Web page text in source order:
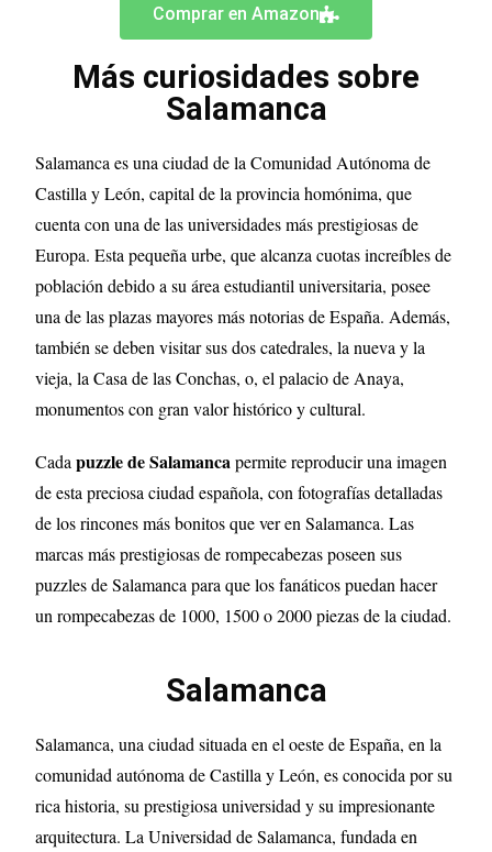
Comprar en Amazon
Más curiosidades sobre
Salamanca
Salamanca es una ciudad de la Comunidad Autónoma de
Castilla y León, capital de la provincia homónima, que
cuenta con una de las universidades más prestigiosas de
Europa. Esta pequeña urbe, que alcanza cuotas increíbles de
población debido a su área estudiantil universitaria, posee
una de las plazas mayores más notorias de España. Además,
también se deben visitar sus dos catedrales, la nueva y la
vieja, la Casa de las Conchas, o, el palacio de Anaya,
monumentos con gran valor histórico y cultural.
Cadapuzzle de Salamancapermite reproducir una imagen
de esta preciosa ciudad española, con fotografías detalladas
de los rincones más bonitos que ver en Salamanca. Las
marcas más prestigiosas de rompecabezas poseen sus
puzzles de Salamanca para que los fanáticos puedan hacer
un rompecabezas de 1000, 1500 o 2000 piezas de la ciudad.
Salamanca
Salamanca, una ciudad situada en el oeste de España, en la
comunidad autónoma de Castilla y León, es conocida por su
rica historia, su prestigiosa universidad y su impresionante
arquitectura. La Universidad de Salamanca, fundada en